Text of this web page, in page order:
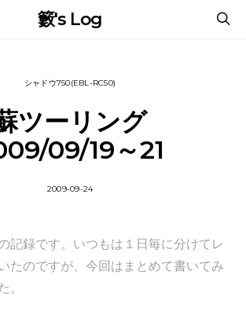
籔's Log
シャドウ750(EBL-RC50)
ツーリング
09/19～21
2009-09-24
記録です。いつもは１日毎に分けてレ
たのですが、今回はまとめて書いてみ
。